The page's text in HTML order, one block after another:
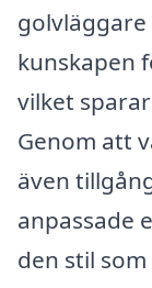
kunskapen
vilket
Genom att
även
anpassade
den stil